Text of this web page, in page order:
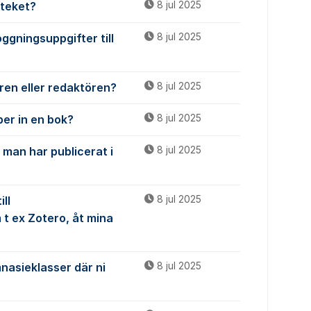
8 jul 2025
till 8 jul 2025
eller redaktören? 8 jul 2025
in en bok? 8 jul 2025
har publicerat i 8 jul 2025
ex Zotero, åt mina
8 jul 2025
där ni 8 jul 2025